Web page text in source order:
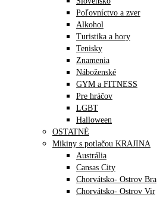
Poľovníctvo a zver
Alkohol
Turistika a hory
Tenisky
Znamenia
Náboženské
GYM a FITNESS
Pre hráčov
LGBT
Halloween
OSTATNÉ
Mikiny s potlačou KRAJINA
Austrália
Cansas City
Chorvátsko- Ostrov Bra
Chorvátsko- Ostrov Vir